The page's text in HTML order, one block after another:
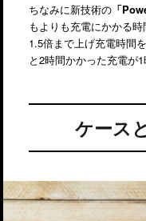
ちなみに新技術の「
もよりも充電にかかる
1.5倍まで上げ充電時間
と2時間かかった充電が
ケース